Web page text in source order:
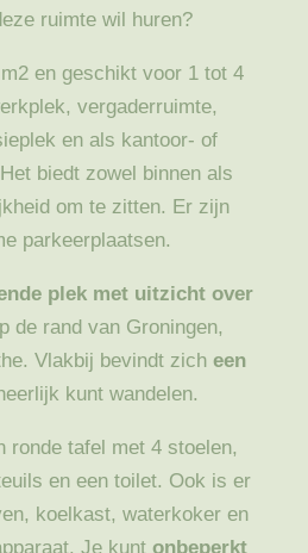
ruimte wil huren?
en geschikt voor 1 tot 4
vergaderruimte,
en als kantoor- of
biedt zowel binnen als
om te zitten. Er zijn
parkeerplaatsen.
plek met uitzicht over
de rand van Groningen,
Vlakbij bevindt zich een
kunt wandelen.
ronde tafel met 4 stoelen,
en een toilet. Ook is er
koelkast, waterkoker en
Je kuntonbeperkt